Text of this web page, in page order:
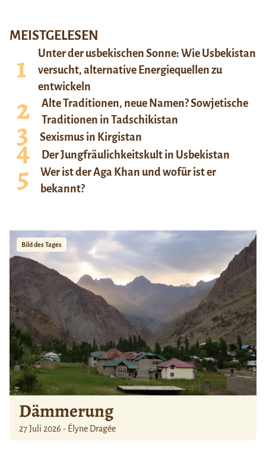
MEISTGELESEN
Unter der usbekischen Sonne: Wie Usbekistan
versucht, alternative Energiequellen zu
entwickeln
Alte Traditionen, neue Namen? Sowjetische
Traditionen in Tadschikistan
Sexismus in Kirgistan
Der Jungfräulichkeitskult in Usbekistan
Wer ist der Aga Khan und wofür ist er
bekannt?
Bild des Tages
Dämmerung
27 Juli 2026 - Élyne Dragée